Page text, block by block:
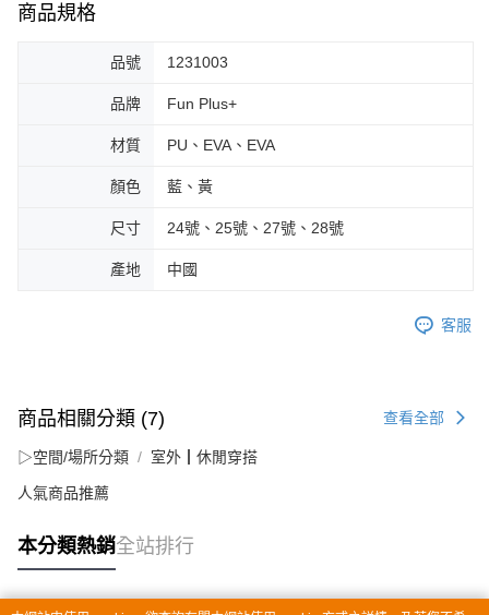
商品規格
品號 1231003
品牌 Fun Plus+
材質 PU、EVA、EVA
顏色 藍、黃
尺寸 24號、25號、27號、28號
產地 中國
客服
商品相關分類 (7) 查看全部
▷空間/場所分類 室外┃休閒穿搭
人氣商品推薦
本分類熱銷全站排行